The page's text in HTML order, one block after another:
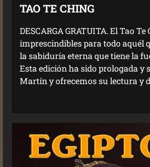
TAO TE CHING
DESCARGA GRATUITA. El Tao
imprescindibles para todo aquél
la sabiduría eterna que tiene la
Esta edición ha sido prologada y
Martín y ofrecemos su lectura y